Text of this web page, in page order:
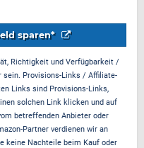
sparen*
Richtigkeit und Verfügbarkeit /
sein. Provisions-Links / Affiliate-
Links sind Provisions-Links,
solchen Link klicken und auf
betreffenden Anbieter oder
Partner verdienen wir an
keine Nachteile beim Kauf oder